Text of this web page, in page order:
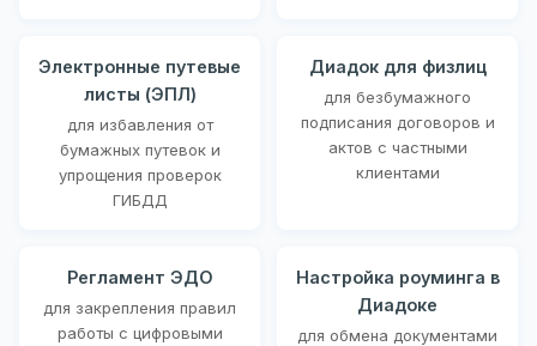
Электронные путевые
листы (ЭПЛ)
для избавления от
бумажных путевок и
упрощения проверок
ГИБДД
Диадок для физлиц
для безбумажного
подписания договоров и
актов с частными
клиентами
Регламент ЭДО
для закрепления правил
работы с цифровыми
Настройка роуминга в
Диадоке
для обмена документами